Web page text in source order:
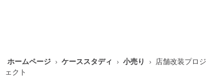
ホームページ › ケーススタディ › 小売り › 店舗改装プロジ
ェクト